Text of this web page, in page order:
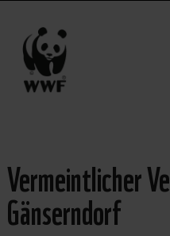
Vermeintlicher
Gänserndorf